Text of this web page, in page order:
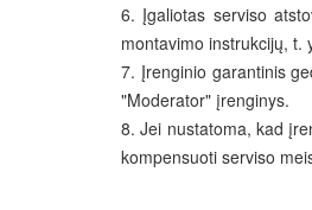
6. Įgaliotas serviso
montavimo instrukcijų, t.
7. Įrenginio garantinis
"Moderator" įrenginys.
8. Jei nustatoma, kad
kompensuoti serviso